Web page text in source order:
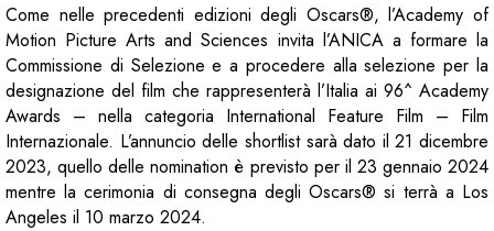
Come nelle precedenti edizioni degli Oscars®, l’Academy of
Motion Picture Arts and Sciences invita l’ANICA a formare la
Commissione di Selezione e a procedere alla selezione per la
designazione del film che rappresenterà l’Italia ai 96^ Academy
Awards – nella categoria International Feature Film – Film
Internazionale. L’annuncio delle shortlist sarà dato il 21 dicembre
2023, quello delle nomination è previsto per il 23 gennaio 2024
mentre la cerimonia di consegna degli Oscars® si terrà a Los
Angeles il 10 marzo 2024.